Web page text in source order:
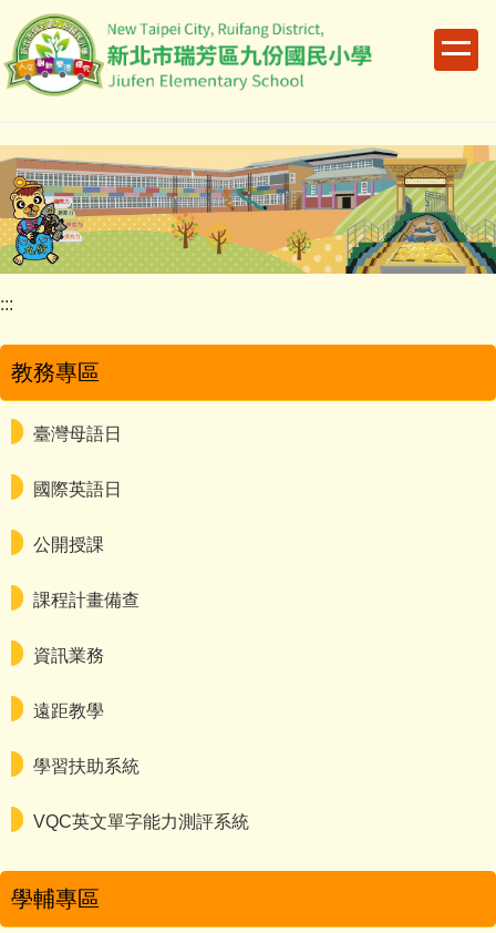
到
主
容
區
:::
教務專區
臺灣母語日
國際英語日
公開授課
課程計畫備查
資訊業務
遠距教學
學習扶助系統
VQC英文單字能力測評系統
學輔專區